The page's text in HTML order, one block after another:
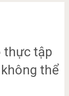
thực tập
thể